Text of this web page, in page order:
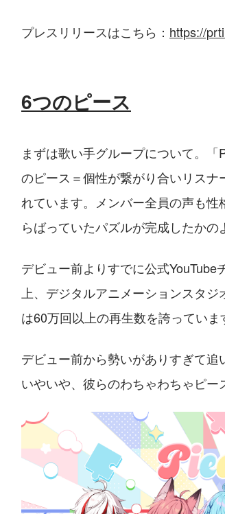
プレスリリースはこちら： https://
6つのピース
まずは歌い手グループについて。
のピース＝個性が繋がり合いリス
れています。メンバー全員の声も性
らばっていたパズルが完成したかの
デビュー前よりすでに公式
上、デジタルアニメーションスタ
は60万回以上の再生数を誇っていま
デビュー前から勢いがありすぎて追
いやいや、彼らのわちゃわちゃピー